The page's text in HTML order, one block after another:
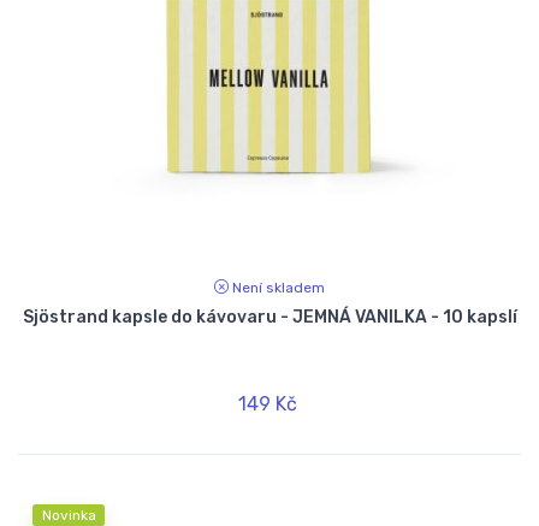
Není skladem
Sjöstrand kapsle do kávovaru - JEMNÁ VANILKA - 10 kapslí
149 Kč
Novinka